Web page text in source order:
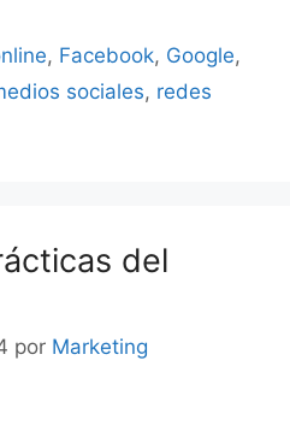
, Facebook, Google,
sociales, redes
del
por Marketing